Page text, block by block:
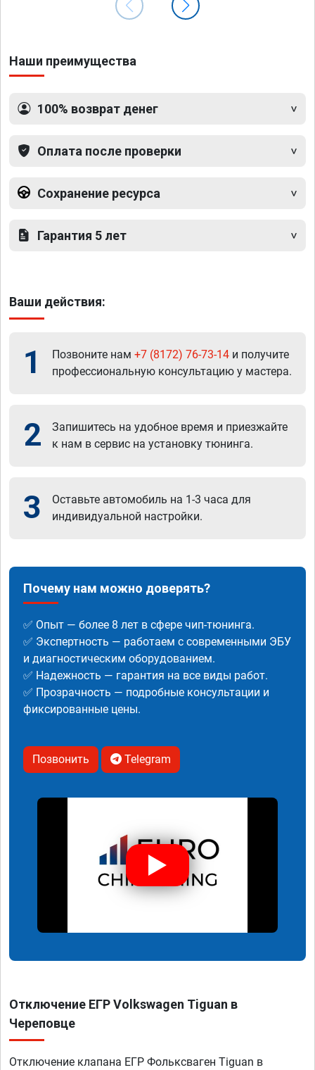
Наши преимущества
100% возврат денег
Оплата после проверки
Сохранение ресурса
Гарантия 5 лет
Ваши действия:
1 Позвоните нам +7 (8172) 76-73-14 и получите
профессиональную консультацию у мастера.
2
Запишитесь на удобное время и приезжайте
к нам в сервис на установку тюнинга.
3
Оставьте автомобиль на 1-3 часа для
индивидуальной настройки.
Почему нам можно доверять?
✅ Опыт — более 8 лет в сфере чип-тюнинга.
✅ Экспертность — работаем с современными ЭБУ
и диагностическим оборудованием.
✅ Надежность — гарантия на все виды работ.
✅ Прозрачность — подробные консультации и
фиксированные цены.
Позвонить Telegram
Отключение ЕГР Volkswagen Tiguan в
Череповце
Отключение клапана ЕГР Фольксваген Tiguan в